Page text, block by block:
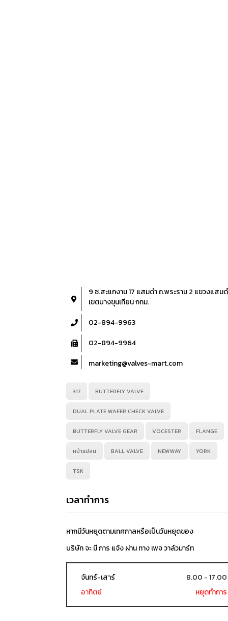
9 ซ.สะแกงาม 17 แสมดำ ถ.พระราม 2 แขวงแสม
เขตบางขุนเทียน กทม.
02-894-9963
02-894-9964
marketing@valves-mart.com
317 BUTTERFLY VALVE
DUAL PLATE WAFER CHECK VALVE
BUTTERFLY VALVE GEAR VOCESTER FLANGE
หน้าแปลน BALL VALVE NEWWAY YORK
TSK
เวลาทำการ
หากมีวันหยุดตามเทศกาลหรือเป็นวันหยุดของ
บริษัท จะ มี การ แจ้ง ผ่าน ทาง เพจ วาล์วมาร์ท
จันทร์-เสาร์
8.00 - 17.00
อาทิตย์
หยุดทำการ